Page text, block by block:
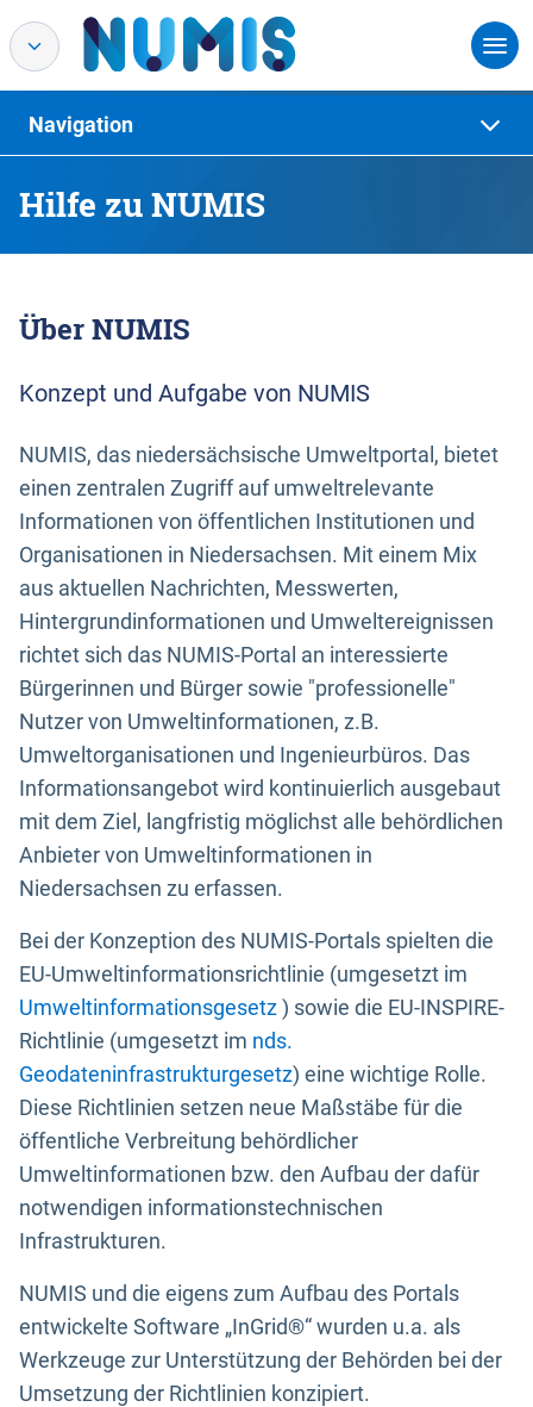
Hilfe zu NUMIS
Navigation
Über NUMIS
Konzept und Aufgabe von NUMIS
NUMIS, das niedersächsische Umweltportal, bietet
einen zentralen Zugriff auf umweltrelevante
Informationen von öffentlichen Institutionen und
Organisationen in Niedersachsen. Mit einem Mix
aus aktuellen Nachrichten, Messwerten,
Hintergrundinformationen und Umweltereignissen
richtet sich das NUMIS-Portal an interessierte
Bürgerinnen und Bürger sowie "professionelle"
Nutzer von Umweltinformationen, z.B.
Umweltorganisationen und Ingenieurbüros. Das
Informationsangebot wird kontinuierlich ausgebaut
mit dem Ziel, langfristig möglichst alle behördlichen
Anbieter von Umweltinformationen in
Niedersachsen zu erfassen.
Bei der Konzeption des NUMIS-Portals spielten die
EU-Umweltinformationsrichtlinie (umgesetzt im
Umweltinformationsgesetz) sowie die EU-INSPIRE-
Richtlinie (umgesetzt im nds.
Geodateninfrastrukturgesetz) eine wichtige Rolle.
Diese Richtlinien setzen neue Maßstäbe für die
öffentliche Verbreitung behördlicher
Umweltinformationen bzw. den Aufbau der dafür
notwendigen informationstechnischen
Infrastrukturen.
NUMIS und die eigens zum Aufbau des Portals
entwickelte Software „InGrid®“ wurden u.a. als
Werkzeuge zur Unterstützung der Behörden bei der
Umsetzung der Richtlinien konzipiert.